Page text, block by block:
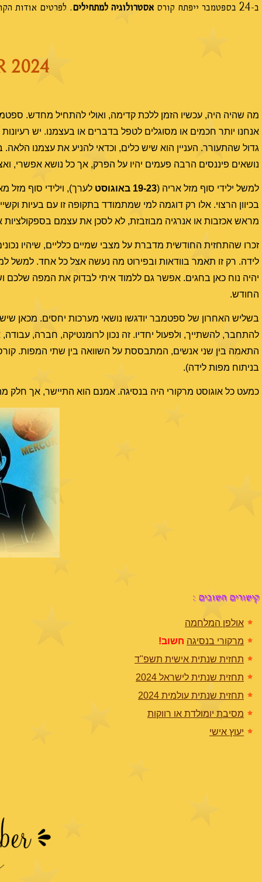
ב-24 בספטמבר ייפתח קורס
אסטרולוגיה למתחילים. לפרטים אודות
2024
מה שהיה היה, עכשיו הזמן ללכת קדימה, ואולי להתחיל מחדש.
אנחנו יותר חכמים או מסוגלים לטפל בדברים או בעצמנו. יש
גדול שהתעורר. העניין הוא שיש כלים, וכדאי להניע את עצמנו
נושאים פיננסים הרבה פעמים יהיו על הפרק, אך כל נושא אפשרי,
למשל ילידי סוף מזל אריה (19-23 באוגוסט
לערך), וילידי סוף מזל
בכיוון הרצוי. אלו רק דוגמה למי שמתמודד בתקופה זו עם בעיות
מראש אכזבות או אנרגיה מבוזבזת, לא לסכן את עצמם בספקולציות
זכרו שהתחזית החודשית מדברת על מצבי שמיים כלליים, שיהיו
לידה. רק זו תאמר בוודאות ובפירוט מה נעשה אצל כל אחד. למשל
החודש.
בשליש האחרון של ספטמבר יודגשו נושאי מערכות יחסים. מכאן
להתחבר, להשתייך, ולפעול יחדיו. זה נכון לרומנטיקה, חברה,
בניתוח מפות לידה).
כמעט כל אוגוסט מרקורי היה בנסיגה. אמנם הוא התיישר, אך
קישורים חשובים :
אולפן המלחמה
מרקורי בנסיגה חשוב!
תחזית שנתית אישית תשפ"ד
תחזית שנתית לישראל 2024
תחזית שנתית עולמית 2024
מסיבת יומולדת או רווקות
יעוץ אישי